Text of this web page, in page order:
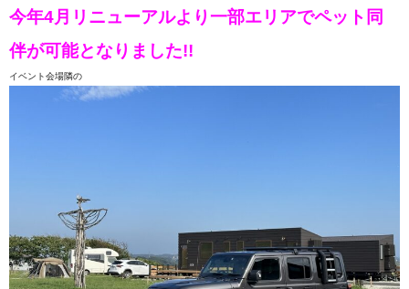
今年4月リニューアルより一部エリアでペット同
伴が可能となりました!!
イベント会場隣の